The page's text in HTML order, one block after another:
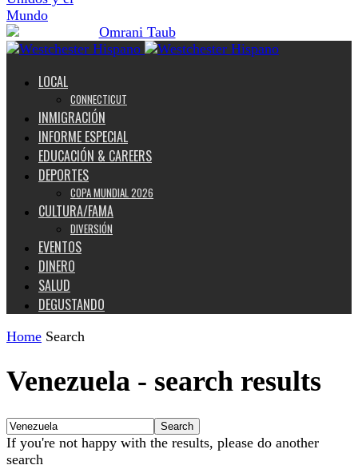
Mundo
LOCAL
CONNECTICUT
INMIGRACIÓN
INFORME ESPECIAL
EDUCACIÓN & CAREERS
DEPORTES
COPA MUNDIAL 2026
CULTURA/FAMA
DIVERSIÓN
EVENTOS
DINERO
SALUD
DEGUSTANDO
Home Search
Venezuela - search results
If you're not happy with the results, please do another
search